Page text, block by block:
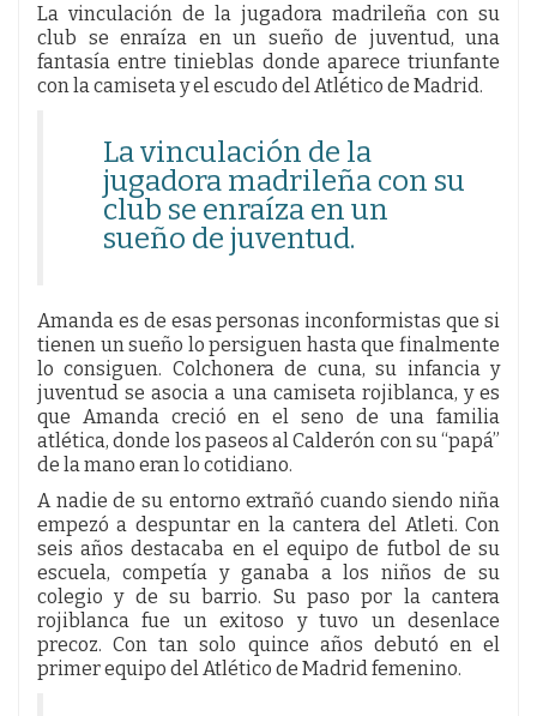
La vinculación de la jugadora madrileña con su
club se enraíza en un sueño de juventud, una
fantasía entre tinieblas donde aparece triunfante
con la camiseta y el escudo del Atlético de Madrid.
La vinculación de la
jugadora madrileña con su
club se enraíza en un
sueño de juventud.
Amanda es de esas personas inconformistas que si
tienen un sueño lo persiguen hasta que finalmente
lo consiguen. Colchonera de cuna, su infancia y
juventud se asocia a una camiseta rojiblanca, y es
que Amanda creció en el seno de una familia
atlética, donde los paseos al Calderón con su “papá”
de la mano eran lo cotidiano.
A nadie de su entorno extrañó cuando siendo niña
empezó a despuntar en la cantera del Atleti. Con
seis años destacaba en el equipo de futbol de su
escuela, competía y ganaba a los niños de su
colegio y de su barrio. Su paso por la cantera
rojiblanca fue un exitoso y tuvo un desenlace
precoz. Con tan solo quince años debutó en el
primer equipo del Atlético de Madrid femenino.